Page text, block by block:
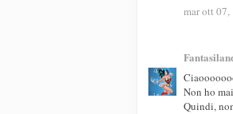
mar ott
Non ho
Quindi,